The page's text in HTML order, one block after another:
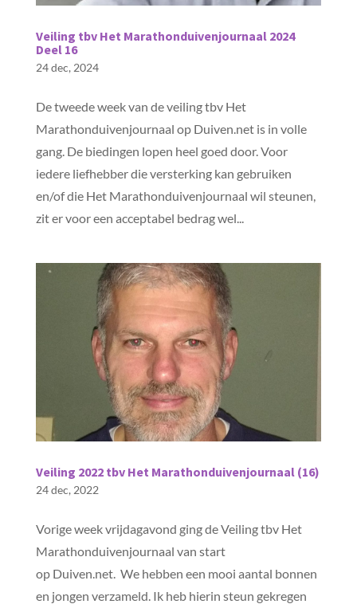
Veiling tbv Het Marathonduivenjournaal 2024
Deel 16
24 dec, 2024
De tweede week van de veiling tbv Het
Marathonduivenjournaal op Duiven.net is in volle
gang. De biedingen lopen heel goed door. Voor
iedere liefhebber die versterking kan gebruiken
en/of die Het Marathonduivenjournaal wil steunen,
zit er voor een acceptabel bedrag wel...
Veiling 2022 tbv Het Marathonduivenjournaal (16)
24 dec, 2022
Vorige week vrijdagavond ging de Veiling tbv Het
Marathonduivenjournaal van start
op Duiven.net. We hebben een mooi aantal bonnen
en jongen verzameld. Ik heb hierin steun gekregen